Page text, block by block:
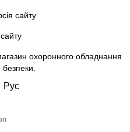
сайту
охоронного обладнання
безпеки
Рус